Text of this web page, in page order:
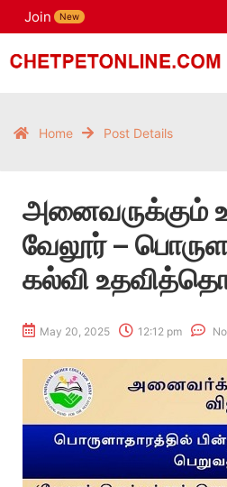
Join New
Home Post Details
அனைவருக்கும்
வேலூர் –
கல்வி
May 20, 2025 12:12 pm